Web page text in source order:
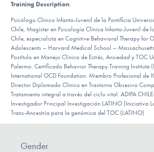
Learn More
Get Involved
Training Description:
Psicólogo Clínico Infanto-Juvenil de la Pontificia
Chile, Magíster en Psicología Clínica Infanto-Juvenil de
Chile, especialista en Cognitive Behavioral Therapy for
Adolescents – Harvard Medical School –
Postítulo en Manejo Clínico de Estrés, Ansiedad y TOC
Palermo. Certificado Behavior Therapy Training Institute
International OCD Foundation. Miembro Profesional de
Director Diplomado Clínico en Trastorno Obsesivo
Tratamiento integral a través del ciclo vital. ADIPA
Investigador Principal Investigación LATINO (Iniciativa
Trans-Ancestría para la genómica del TOC (LATINO)
Gender